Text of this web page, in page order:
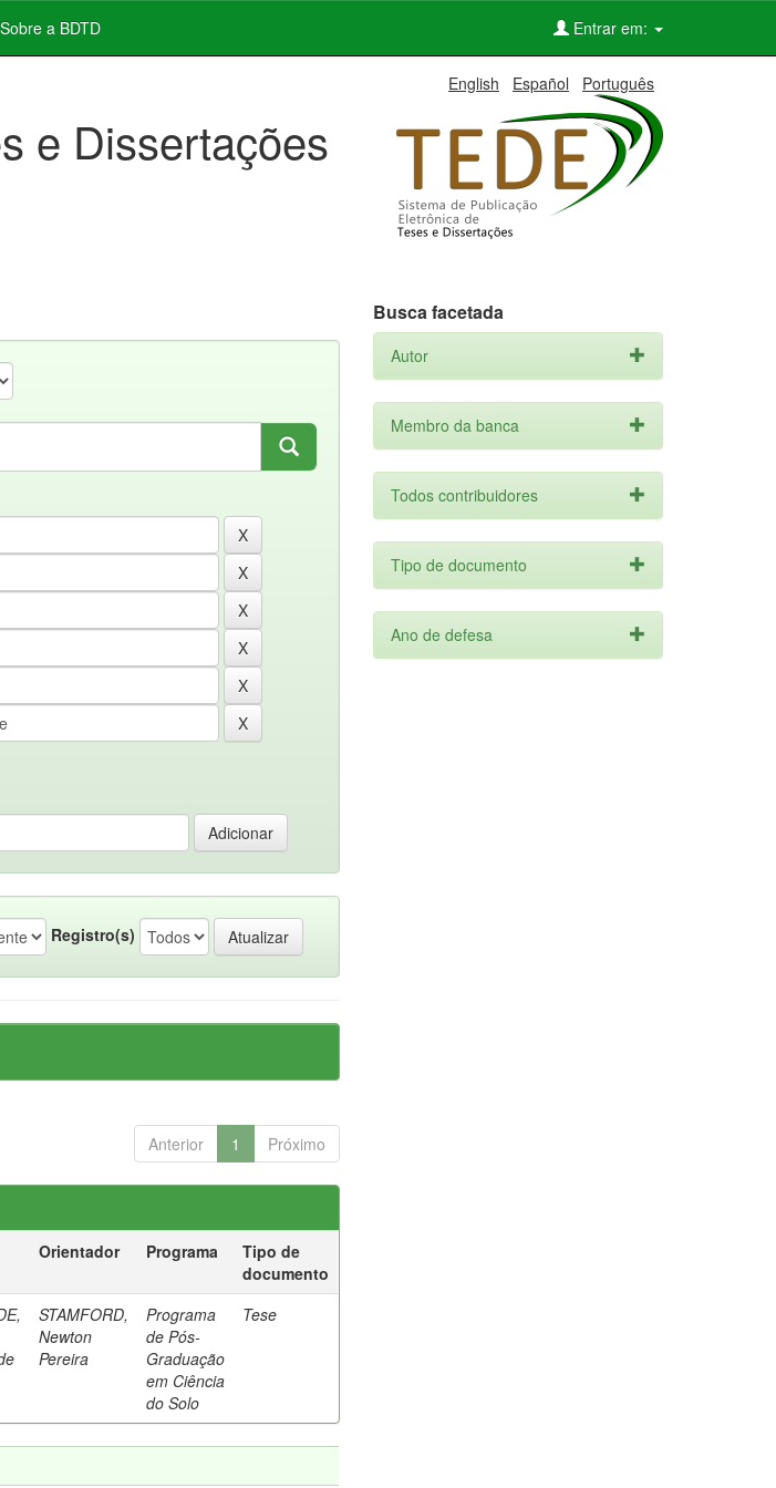
Sobre a BDTD Entrar em:
English Español Português
e Dissertações
Registro(s)
Anterior 1 Próximo
Orientador Programa
Tipo de
documento
STAMFORD,
Newton
Pereira
Programa
de Pós-
Graduação
em Ciência
do Solo
Tese
Busca facetada
Autor
Membro da banca
Todos contribuidores
Tipo de documento
Ano de defesa